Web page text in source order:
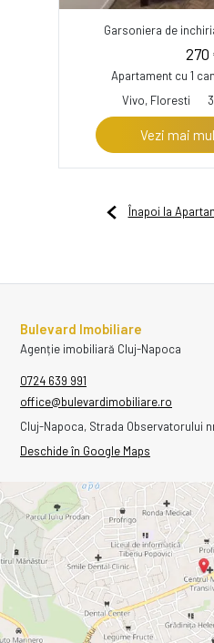
Garsoniera de
270
Apartament cu 1
Vivo, Floresti
Vezi mai
Înapoi la
Bulevard Imobiliare
Agenție imobiliară Cluj-Napoca
0724 639 991
office@bulevardimobiliare.ro
Cluj-Napoca, Strada Observatorului
Deschide în Google Maps